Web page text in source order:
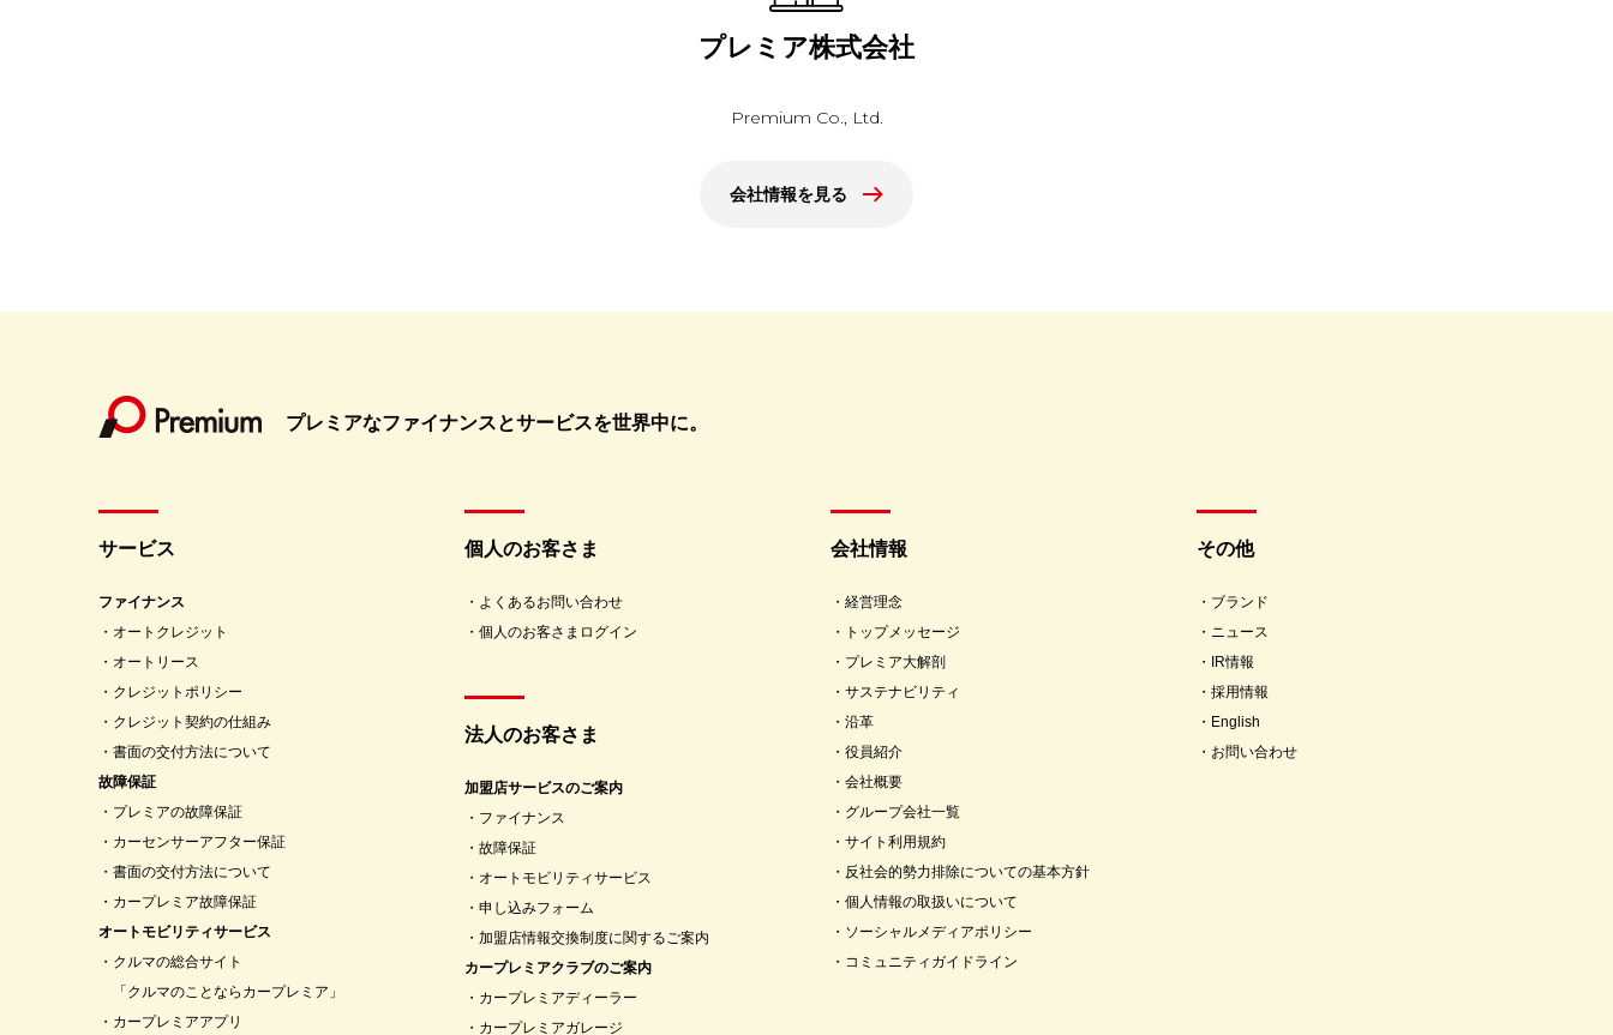
プレミア株式会社
Premium Co., Ltd.
会社情報を見る
プレミアなファイナンスとサービスを世界中に。
サービス
ファイナンス
オートクレジット
オートリース
クレジットポリシー
クレジット契約の仕組み
書面の交付方法について
故障保証
プレミアの故障保証
カーセンサーアフター保証
書面の交付方法について
カープレミア故障保証
オートモビリティサービス
クルマの総合サイト
「クルマのことならカープレミア」
カープレミアアプリ
個人のお客さま
よくあるお問い合わせ
個人のお客さまログイン
法人のお客さま
加盟店サービスのご案内
ファイナンス
故障保証
オートモビリティサービス
申し込みフォーム
加盟店情報交換制度に関するご案内
カープレミアクラブのご案内
カープレミアディーラー
カープレミアガレージ
会社情報
経営理念
トップメッセージ
プレミア大解剖
サステナビリティ
沿革
役員紹介
会社概要
グループ会社一覧
サイト利用規約
反社会的勢力排除についての基本方針
個人情報の取扱いについて
ソーシャルメディアポリシー
コミュニティガイドライン
その他
ブランド
ニュース
IR情報
採用情報
English
お問い合わせ